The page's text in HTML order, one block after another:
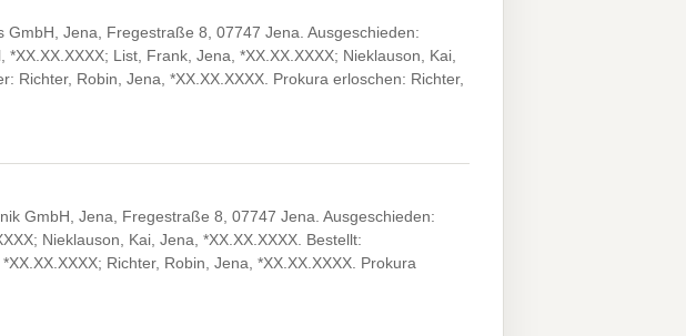
GmbH, Jena, Fregestraße 8, 07747 Jena. Ausgeschieden:
List, Frank, Jena, *XX.XX.XXXX; Nieklauson, Kai,
Richter, Robin, Jena, *XX.XX.XXXX. Prokura erloschen: Richter,
GmbH, Jena, Fregestraße 8, 07747 Jena. Ausgeschieden:
Nieklauson, Kai, Jena, *XX.XX.XXXX. Bestellt:
Richter, Robin, Jena, *XX.XX.XXXX. Prokura